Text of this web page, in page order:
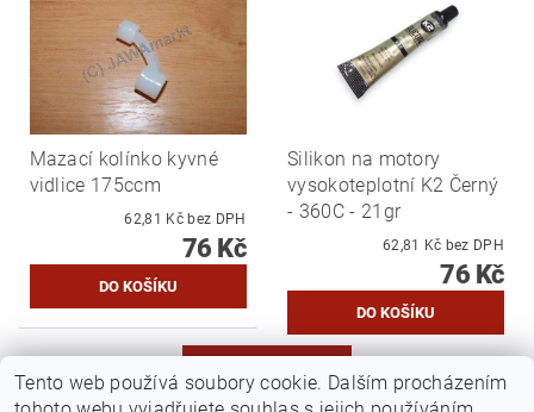
Mazací kolínko kyvné
vidlice 175ccm
62,81 Kč bez DPH
76 Kč
Silikon na motory
vysokoteplotní K2 Černý
- 360C - 21gr
62,81 Kč bez DPH
76 Kč
Tento web používá soubory cookie. Dalším procházením